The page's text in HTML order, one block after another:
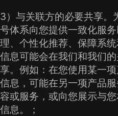
3）与关联方的必要共享。
号体系向您提供一致化服
理、个性化推荐、保障系
信息可能会在我们和我们
享。例如：在您使用某一
信息，可能在另一项产品
容或服务，或向您展示与
信息。；